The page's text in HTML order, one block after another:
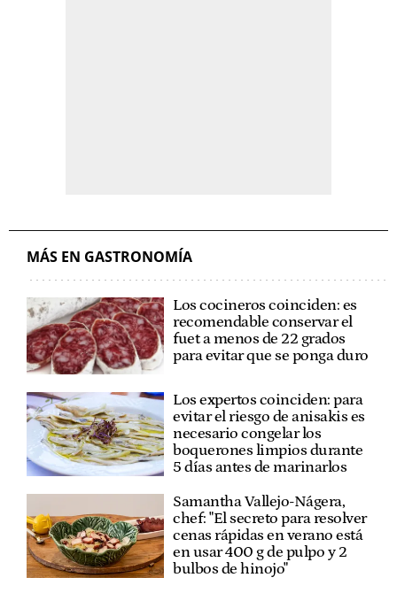
MÁS EN GASTRONOMÍA
Los cocineros coinciden: es
recomendable conservar el
fuet a menos de 22 grados
para evitar que se ponga duro
Los expertos coinciden: para
evitar el riesgo de anisakis es
necesario congelar los
boquerones limpios durante
5 días antes de marinarlos
Samantha Vallejo-Nágera,
chef: "El secreto para resolver
cenas rápidas en verano está
en usar 400 g de pulpo y 2
bulbos de hinojo"